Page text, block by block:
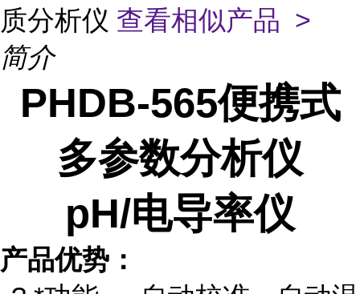
质分析仪 查看相似产品 >
简介
PHDB-565便携式
多参数分析仪
pH/电导率仪
产品优势：